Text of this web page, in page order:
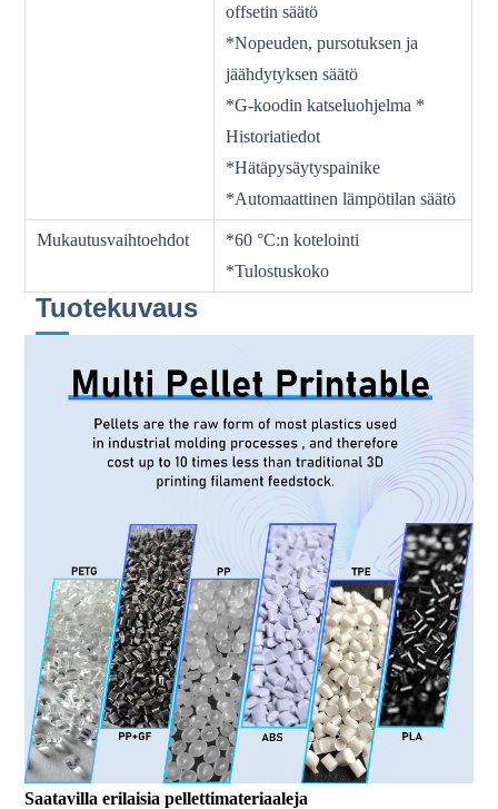
offsetin säätö
*Nopeuden, pursotuksen ja
jäähdytyksen säätö
*G-koodin katseluohjelma *
Historiatiedot
*Hätäpysäytyspainike
*Automaattinen lämpötilan säätö
Mukautusvaihtoehdot
*60 °C:n kotelointi
*Tulostuskoko
Tuotekuvaus
Saatavilla erilaisia ​​pellettimateriaaleja